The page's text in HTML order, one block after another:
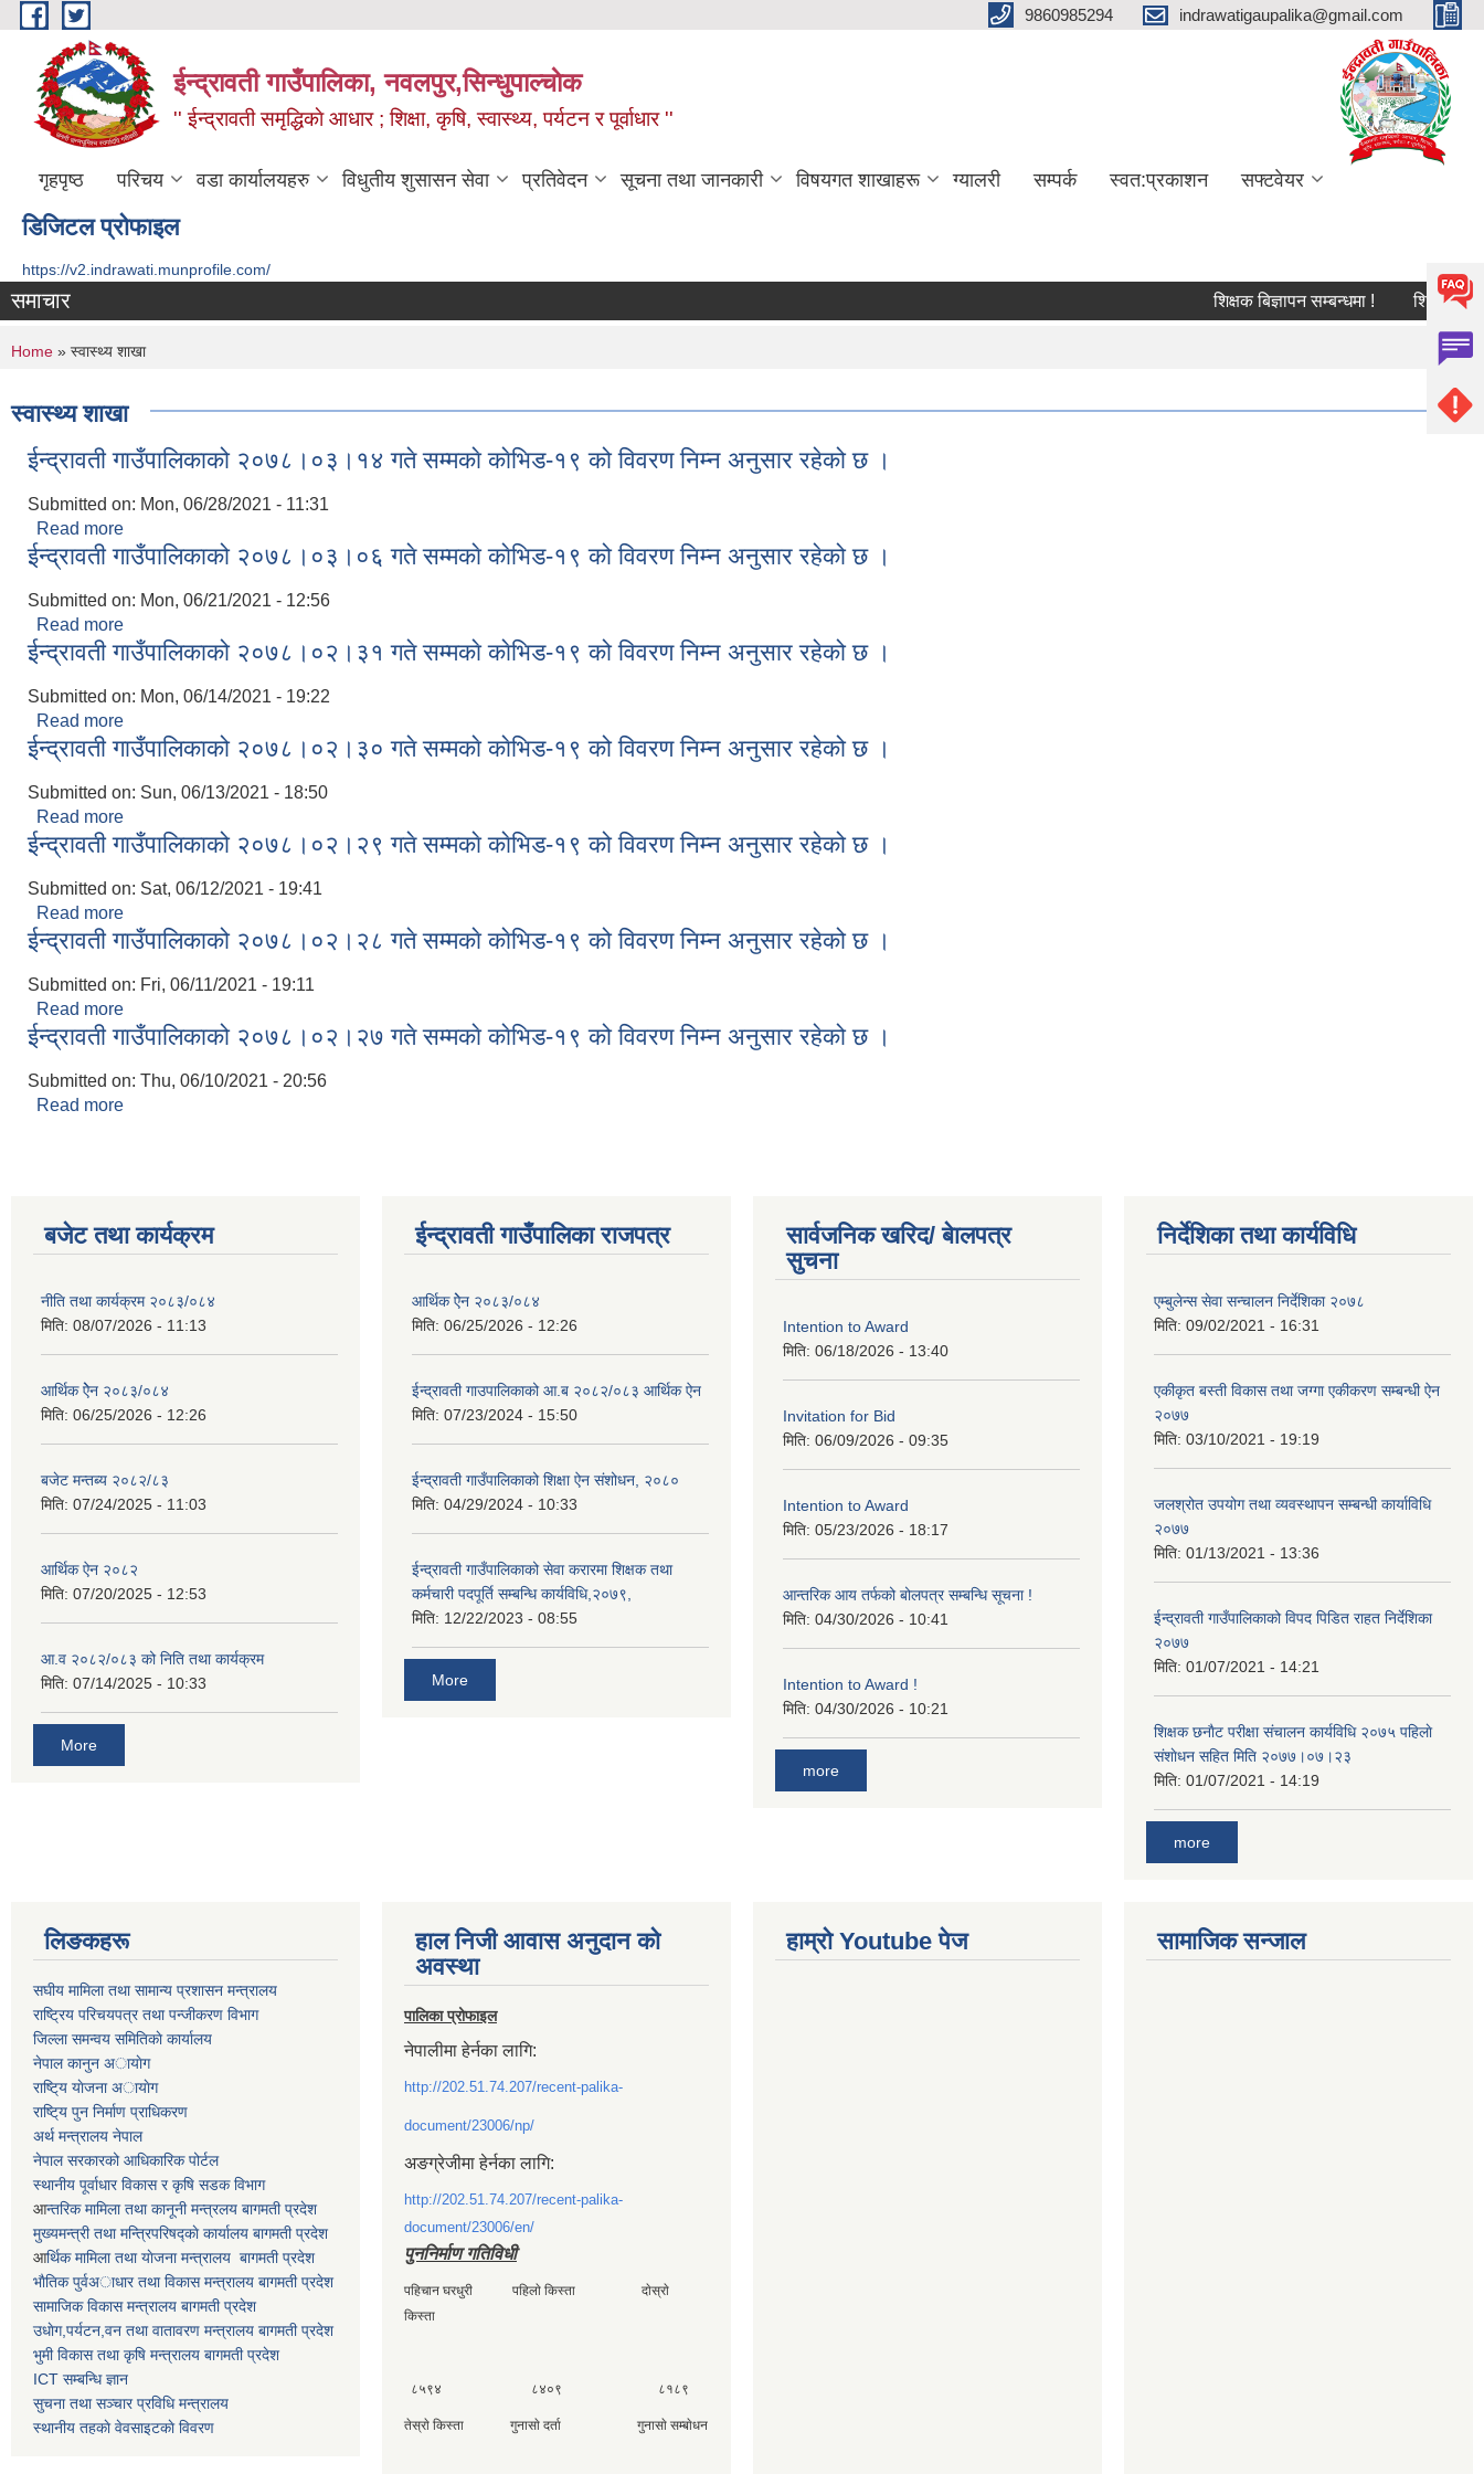
Skip to main content 9860985294 indrawatigaupalika@gmail.com
ईन्द्रावती गाउँपालिका, नवलपुर,सिन्धुपाल्चाेक
'' ईन्द्रावती समृद्धिकाे आधार ; शिक्षा, कृषि, स्वास्थ्य, पर्यटन र पूर्वाधार ''
गृहपृष्ठ परिचय वडा कार्यालयहरु विधुतीय शुसासन सेवा प्रतिवेदन सूचना तथा जानकारी विषयगत शाखाहरू ग्यालरी सम्पर्क स्वत:प्रकाशन सफ्टवेयर
डिजिटल प्रोफाइल
https://v2.indrawati.munprofile.com/
समाचार शिक्षक बिज्ञापन सम्बन्धमा ! शिक्षक सरुवा
You are here
Home » स्वास्थ्य शाखा
स्वास्थ्य शाखा
ईन्द्रावती गाउँपालिकाको २०७८।०३।१४ गते सम्मकाे काेभिड-१९ को विवरण निम्न अनुसार रहेको छ ।
Submitted on: Mon, 06/28/2021 - 11:31
Read more
ईन्द्रावती गाउँपालिकाको २०७८।०३।०६ गते सम्मकाे काेभिड-१९ को विवरण निम्न अनुसार रहेको छ ।
Submitted on: Mon, 06/21/2021 - 12:56
Read more
ईन्द्रावती गाउँपालिकाको २०७८।०२।३१ गते सम्मकाे काेभिड-१९ को विवरण निम्न अनुसार रहेको छ ।
Submitted on: Mon, 06/14/2021 - 19:22
Read more
ईन्द्रावती गाउँपालिकाको २०७८।०२।३० गते सम्मकाे काेभिड-१९ को विवरण निम्न अनुसार रहेको छ ।
Submitted on: Sun, 06/13/2021 - 18:50
Read more
ईन्द्रावती गाउँपालिकाको २०७८।०२।२९ गते सम्मकाे काेभिड-१९ को विवरण निम्न अनुसार रहेको छ ।
Submitted on: Sat, 06/12/2021 - 19:41
Read more
ईन्द्रावती गाउँपालिकाको २०७८।०२।२८ गते सम्मकाे काेभिड-१९ को विवरण निम्न अनुसार रहेको छ ।
Submitted on: Fri, 06/11/2021 - 19:11
Read more
ईन्द्रावती गाउँपालिकाको २०७८।०२।२७ गते सम्मकाे काेभिड-१९ को विवरण निम्न अनुसार रहेको छ ।
Submitted on: Thu, 06/10/2021 - 20:56
Read more
बजेट तथा कार्यक्रम
नीति तथा कार्यक्रम २०८३/०८४
मिति: 08/07/2026 - 11:13
आर्थिक ऐेन २०८३/०८४
मिति: 06/25/2026 - 12:26
बजेट मन्तब्य २०८२/८३
मिति: 07/24/2025 - 11:03
आर्थिक ऐन २०८२
मिति: 07/20/2025 - 12:53
आ.व २०८२/०८३ को निति तथा कार्यक्रम
मिति: 07/14/2025 - 10:33
More
ईन्द्रावती गाउँपालिका राजपत्र
आर्थिक ऐेन २०८३/०८४
मिति: 06/25/2026 - 12:26
ईन्द्रावती गाउपालिकाको आ.ब २०८२/०८३ आर्थिक ऐन
मिति: 07/23/2024 - 15:50
ईन्द्रावती गाउँपालिकाको शिक्षा ऐन संशोधन, २०८०
मिति: 04/29/2024 - 10:33
ईन्द्रावती गाउँपालिकाको सेवा करारमा शिक्षक तथा
कर्मचारी पदपूर्ति सम्बन्धि कार्यविधि,२०७९,
मिति: 12/22/2023 - 08:55
More
सार्वजनिक खरिद/ बेालपत्र
सुचना
Intention to Award
मिति: 06/18/2026 - 13:40
Invitation for Bid
मिति: 06/09/2026 - 09:35
Intention to Award
मिति: 05/23/2026 - 18:17
आन्तरिक आय तर्फको बोलपत्र सम्बन्धि सूचना !
मिति: 04/30/2026 - 10:41
Intention to Award !
मिति: 04/30/2026 - 10:21
more
निर्देशिका तथा कार्यविधि
एम्बुलेन्स सेवा सन्चालन निर्देशिका २०७८
मिति: 09/02/2021 - 16:31
एकीकृत बस्ती विकास तथा जग्गा एकीकरण सम्बन्धी ऐन
२०७७
मिति: 03/10/2021 - 19:19
जलश्रोत उपयोग तथा व्यवस्थापन सम्बन्धी कार्याविधि
२०७७
मिति: 01/13/2021 - 13:36
ईन्द्रावती गाउँपालिकाको विपद पिडित राहत निर्देशिका
२०७७
मिति: 01/07/2021 - 14:21
शिक्षक छनाैट परीक्षा संचालन कार्यविधि २०७५ पहिलाे
स‌ंशाेधन सहित मिति २०७७।०७।२३
मिति: 01/07/2021 - 14:19
more
लिङकहरू
स‌घीय मामिला तथा सामान्य प्रशासन मन्त्रालय
राष्ट्रिय परिचयपत्र तथा पन्जीकरण विभाग
जिल्ला समन्वय समितिकाे कार्यालय
नेपाल कानुन अायाेग
राष्टि्य याेजना अायाेग
राष्टि्य पुन निर्माण प्राधिकरण
अर्थ मन्त्रालय नेपाल
नेपाल सरकारको आधिकारिक पोर्टल
स्थानीय पूर्वाधार विकास र कृषि सडक विभाग
आन्तरिक मामिला तथा कानूनी मन्त्रलय बागमती प्रदेश
मुख्यमन्त्री तथा मन्त्रिपरिषद्काे कार्यालय बागमती प्रदेश
आर्थिक मामिला तथा याेजना मन्त्रालय बागमती प्रदेश
भाैतिक पुर्वअाधार तथा विकास मन्त्रालय बागमती प्रदेश
सामाजिक विकास मन्त्रालय बागमती प्रदेश
उधाेग,पर्यटन,वन तथा वातावरण मन्त्रालय बागमती प्रदेश
भुमी विकास तथा कृषि मन्त्रालय बागमती प्रदेश
ICT सम्बन्धि ज्ञान
सुचना तथा सञ्चार प्रविधि मन्त्रालय
स्थानीय तहकाे वेवसाइटकाे विवरण
हाल निजी आवास अनुदान काे
अवस्था
पालिका प्रोफाइल
नेपालीमा हेर्नका लागि:
http://202.51.74.207/recent-palika-
document/23006/np/
अङग्रेजीमा हेर्नका लागि:
http://202.51.74.207/recent-palika-
document/23006/en/
पुननिर्माण गतिविधी
पहिचान घरधुरी पहिलाे किस्ता दाेस्राे
किस्ता
८५९४ ८४०९ ८१८९
तेस्राे किस्ता गुनासाे दर्ता गुनासाे सम्बाेधन
हाम्राे Youtube पेज सामाजिक सन्जाल